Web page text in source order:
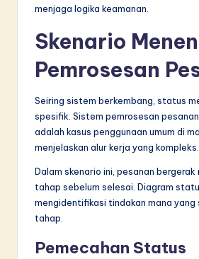
menjaga logika keamanan.
Skenario
Pemrosesan
Seiring sistem berkembang, status
spesifik. Sistem pemrosesan
adalah kasus penggunaan umum di
menjelaskan alur kerja yang kompleks.
Dalam skenario ini, pesanan
tahap sebelum selesai. Diagram
mengidentifikasi tindakan mana
tahap.
Pemecahan Status